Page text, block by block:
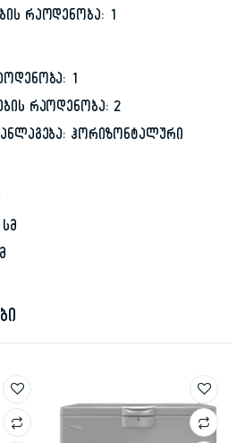
რაოდენობა: 1
1
რაოდენობა: 2
ჰორიზონტალური